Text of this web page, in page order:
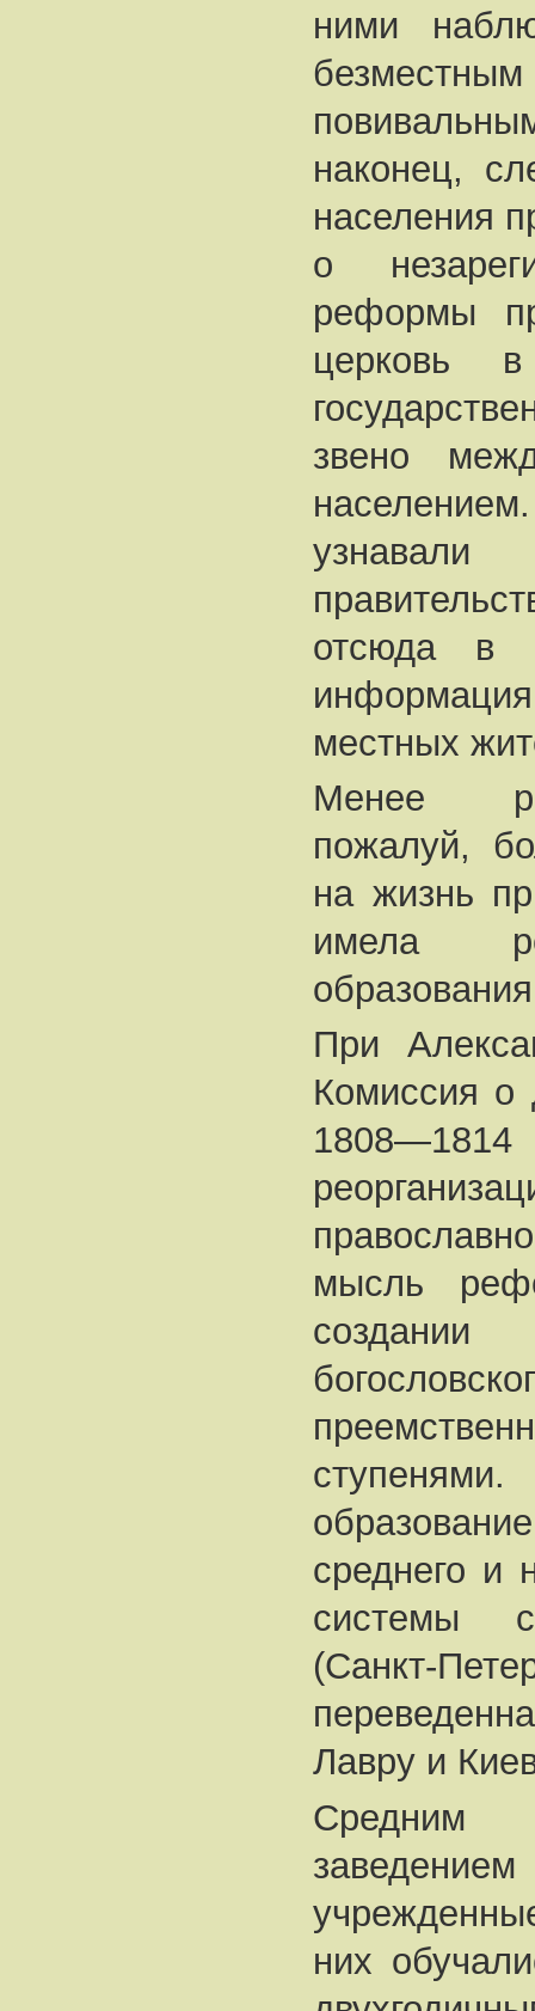
ними
наконец,
населения
о
реформы
церковь
звено
отсюда в
местных
Менее
пожалуй,
на жизнь
имела
При
Комиссия о
мысль
ступенями.
среднего и
системы
(Санкт-
Лавру и
Средним
них